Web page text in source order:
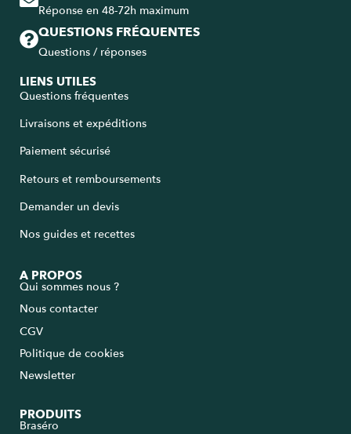
Réponse en 48-72h maximum
QUESTIONS FRÉQUENTES
Questions / réponses
LIENS UTILES
Questions fréquentes
Livraisons et expéditions
Paiement sécurisé
Retours et remboursements
Demander un devis
Nos guides et recettes
A PROPOS
Qui sommes nous ?
Nous contacter
CGV
Politique de cookies
Newsletter
PRODUITS
Braséro